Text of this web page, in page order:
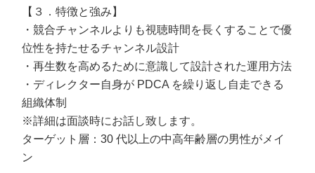
【３．特徴と強み】
・競合チャンネルよりも視聴時間を⾧くすることで優
位性を持たせるチャンネル設計
・再生数を高めるために意識して設計された運用方法
・ディレクター自身が PDCA を繰り返し自走できる
組織体制
※詳細は面談時にお話し致します。
ターゲット層：30 代以上の中高年齢層の男性がメイ
ン